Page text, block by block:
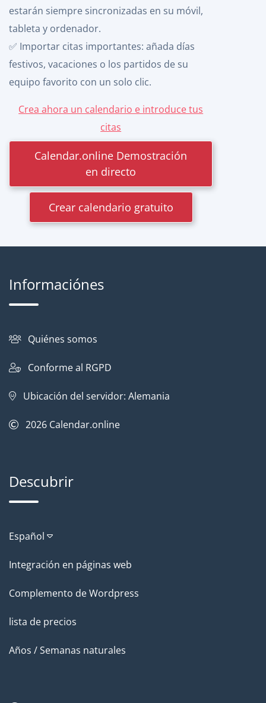
estarán siempre sincronizadas en su móvil,
tableta y ordenador.
✅ Importar citas importantes: añada días
festivos, vacaciones o los partidos de su
equipo favorito con un solo clic.
Crea ahora un calendario e introduce tus
citas
Calendar.online Demostración
en directo
Crear calendario gratuito
Informaciónes
Quiénes somos
Conforme al RGPD
Ubicación del servidor: Alemania
2026 Calendar.online
Descubrir
Español
Integración en páginas web
Complemento de Wordpress
lista de precios
Años / Semanas naturales